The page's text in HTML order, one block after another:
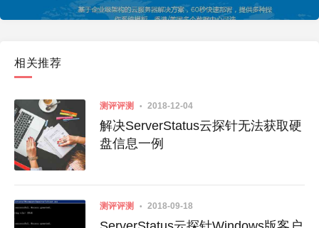
相关推荐
测评评测 2018-12-04
解决ServerStatus云探针无法获取硬
盘信息一例
测评评测 2018-09-18